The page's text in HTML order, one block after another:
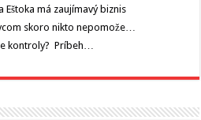
Eštoka má zaujímavý biznis
skoro nikto nepomože…
kontroly? Príbeh…